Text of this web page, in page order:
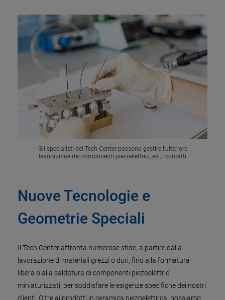
Gli specialisti del Tech Center possono gestire l'ulteriore
lavorazione dei componenti piezoelettrici, es., i contatti
Nuove Tecnologie e
Geometrie Speciali
Il Tech Center affronta numerose sfide, a partire dalla
lavorazione di materiali grezzi o duri, fino alla formatura
libera o alla saldatura di componenti piezoelettrici
miniaturizzati, per soddisfare le esigenze specifiche dei nostri
clienti. Oltre ai prodotti in ceramica piezoelettrica, possiamo